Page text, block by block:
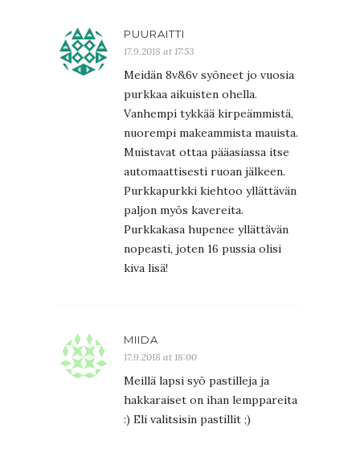
PUURAITTI
17.9.2018 at 17:53
Meidän 8v&6v syöneet jo vuosia
purkkaa aikuisten ohella.
Vanhempi tykkää kirpeämmistä,
nuorempi makeammista mauista.
Muistavat ottaa pääasiassa itse
automaattisesti ruoan jälkeen.
Purkkapurkki kiehtoo yllättävän
paljon myös kavereita.
Purkkakasa hupenee yllättävän
nopeasti, joten 16 pussia olisi
kiva lisä!
MIIDA
17.9.2018 at 18:00
Meillä lapsi syö pastilleja ja
hakkaraiset on ihan lemppareita
:) Eli valitsisin pastillit ;)